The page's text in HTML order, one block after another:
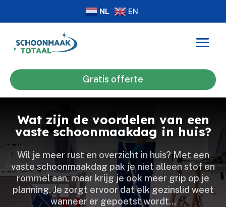
NL EN
Gratis offerte
Wat zijn de voordelen van een
vaste schoonmaakdag in huis?
Wil je meer rust en overzicht in huis? Met een
vaste schoonmaakdag pak je niet alleen stof en
rommel aan, maar krijg je ook meer grip op je
planning.​ Je zorgt ervoor dat elk gezinslid weet
wanneer er gepoetst wordt…